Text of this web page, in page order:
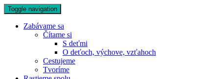
Toggle navigation
Zabávame sa
Čítame si
S deťmi
O deťoch, výchove, vzťahoch
Cestujeme
Tvoríme